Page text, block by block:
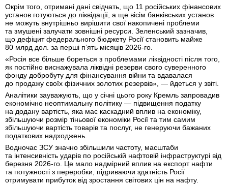
Окрім того, отримані дані свідчать, що 11 російських фінансових
установ готуються до ліквідації, а ще вісім банківських установ
не можуть внутрішньо вирішити свої накопичені проблеми
та змушені залучати зовнішні ресурси. Зеленський зазначив,
що дефіцит федерального бюджету Росії становить майже
80 млрд дол. за перші п’ять місяців 2026-го.
«Росія все більше бореться з проблемами ліквідності після того,
як постійно виснажувала ліквідні резерви свого суверенного
фонду добробуту для фінансування війни та вдавалася
до продажу своїх фізичних золотих резервів», — йдеться у звіті.
Аналітики зауважують, що у січні цього року Кремль запровадив
економічно неоптимальну політику — підвищення податку
на додану вартість, яка має каскадний вплив на економіку,
збільшуючи розмір тіньової економіки Росії та тим самим
збільшуючи вартість товарів та послуг, не генеруючи бажаних
податкових надходжень.
Водночас ЗСУ значно збільшили частоту, масштаби
та інтенсивність ударів по російській нафтовій інфраструктурі від
березня 2026-го. Це мало надмірний вплив на експорт нафти
та потужності з переробки, підриваючи здатність Росії
отримувати прибуток від зростання світових цін на нафту.